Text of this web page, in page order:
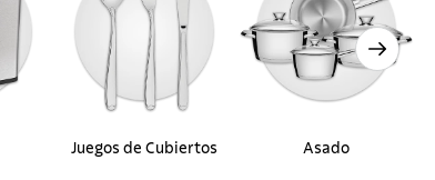
Juegos de Cubiertos Asado